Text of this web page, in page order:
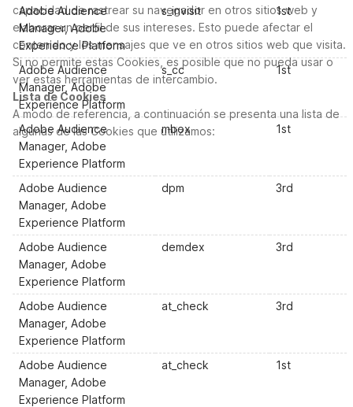
capacidad de rastrear su navegador en otros sitios web y
elaborar un perfil de sus intereses. Esto puede afectar el
contenido y los mensajes que ve en otros sitios web que visita.
Si no permite estas Cookies, es posible que no pueda usar o
ver estas herramientas de intercambio.
Lista de Cookies
A modo de referencia, a continuación se presenta una lista de
algunas de las Cookies que utilizamos:
Adobe Audience
Manager, Adobe
Experience Platform
s_invisit 1st
Adobe Audience
Manager, Adobe
Experience Platform
s_cc 1st
Adobe Audience
Manager, Adobe
Experience Platform
mbox 1st
Adobe Audience
Manager, Adobe
Experience Platform
dpm 3rd
Adobe Audience
Manager, Adobe
Experience Platform
demdex 3rd
Adobe Audience
Manager, Adobe
Experience Platform
at_check 3rd
Adobe Audience
Manager, Adobe
Experience Platform
at_check 1st